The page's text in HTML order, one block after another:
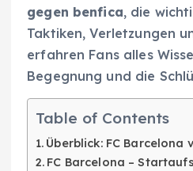
gegen benfica, die
Taktiken, Verletzungen
erfahren Fans alles
Begegnung und die
Table of Contents
Überblick: FC Barcelona
FC Barcelona –